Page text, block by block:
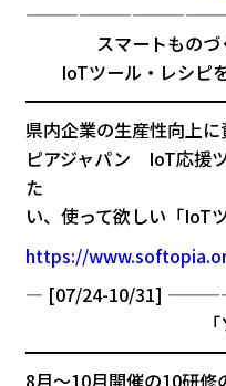
スマートものづく
IoTツール・レシピを
県内企業の生産性向上
ピアジャパン IoT応援
た
い、使って欲しい「IoT
https://
— [07/24-10/31]
「ソフトピア
8月～10月開催の10研修